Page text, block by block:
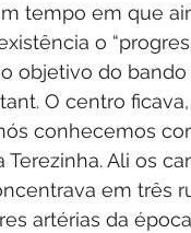
tempo em que
o
o objetivo do
O centro
conhecemos
Terezinha. Ali os
em três
artérias da